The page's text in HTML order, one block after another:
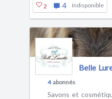
2 4 Indisponible
Belle
4abonnés
Savons et